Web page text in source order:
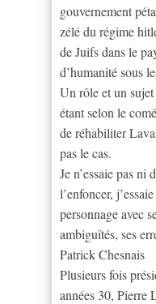
gouvernement
zélé du régime
de Juifs dans le
d’humanité sous
Un rôle et un
étant selon le
de réhabiliter
pas le cas.
Je n’essaie pas ni
l’enfoncer,
personnage avec
ambiguïtés, ses
Patrick Chesnais
Plusieurs fois
années 30, Pierre